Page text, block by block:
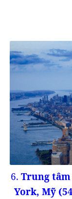
6. Trung
York, Mỹ